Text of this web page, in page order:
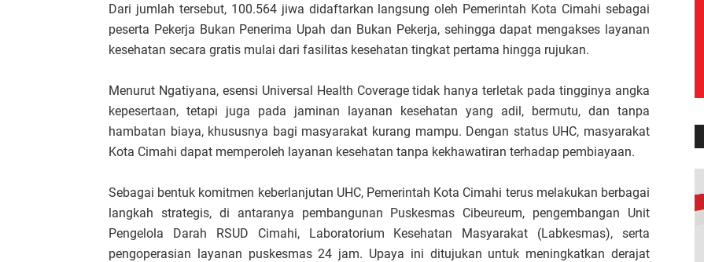
Dari jumlah tersebut, 100.564 jiwa didaftarkan langsung oleh Pemerintah Kota Cimahi sebagai
peserta Pekerja Bukan Penerima Upah dan Bukan Pekerja, sehingga dapat mengakses layanan
kesehatan secara gratis mulai dari fasilitas kesehatan tingkat pertama hingga rujukan.
Menurut Ngatiyana, esensi Universal Health Coverage tidak hanya terletak pada tingginya angka
kepesertaan, tetapi juga pada jaminan layanan kesehatan yang adil, bermutu, dan tanpa
hambatan biaya, khususnya bagi masyarakat kurang mampu. Dengan status UHC, masyarakat
Kota Cimahi dapat memperoleh layanan kesehatan tanpa kekhawatiran terhadap pembiayaan.
Sebagai bentuk komitmen keberlanjutan UHC, Pemerintah Kota Cimahi terus melakukan berbagai
langkah strategis, di antaranya pembangunan Puskesmas Cibeureum, pengembangan Unit
Pengelola Darah RSUD Cimahi, Laboratorium Kesehatan Masyarakat (Labkesmas), serta
pengoperasian layanan puskesmas 24 jam. Upaya ini ditujukan untuk meningkatkan derajat